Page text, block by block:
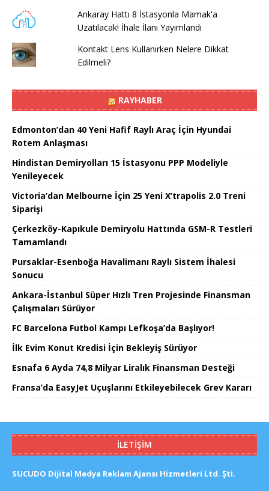
Ankaray Hattı 8 İstasyonla Mamak'a
Uzatılacak! İhale İlanı Yayımlandı
Kontakt Lens Kullanırken Nelere Dikkat
Edilmeli?
RAYHABER
Edmonton’dan 40 Yeni Hafif Raylı Araç İçin Hyundai
Rotem Anlaşması
Hindistan Demiryolları 15 İstasyonu PPP Modeliyle
Yenileyecek
Victoria’dan Melbourne İçin 25 Yeni X’trapolis 2.0 Treni
Siparişi
Çerkezköy-Kapıkule Demiryolu Hattında GSM-R Testleri
Tamamlandı
Pursaklar-Esenboğa Havalimanı Raylı Sistem İhalesi
Sonucu
Ankara-İstanbul Süper Hızlı Tren Projesinde Finansman
Çalışmaları Sürüyor
FC Barcelona Futbol Kampı Lefkoşa’da Başlıyor!
İlk Evim Konut Kredisi İçin Bekleyiş Sürüyor
Esnafa 6 Ayda 74,8 Milyar Liralık Finansman Desteği
Fransa’da EasyJet Uçuşlarını Etkileyebilecek Grev Kararı
İLETIŞIM
SUCUDO Dijital Medya Reklam Ajansı Hizmetleri Ltd. Şti.